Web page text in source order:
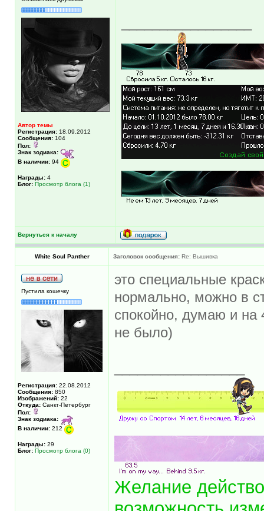
Автор темы
Регистрация: 18.09.2012
Сообщения: 104
Пол:
Знак зодиака:
В наличии: 94
Награды: 4
Блог: Просмотр блога (1)
Вернуться к началу
White Soul Panther Заголовок сообщения: Re: Вышивка
Пустила кошечку
Регистрация: 22.08.2012
Сообщения: 850
Изображений: 22
Откуда: Санкт-Петербург
Пол:
Знак зодиака:
В наличии: 212
Награды: 29
Блог: Просмотр блога (0)
это специальные
нормально, можно в
спокойно, думаю и на
не было)
Желание